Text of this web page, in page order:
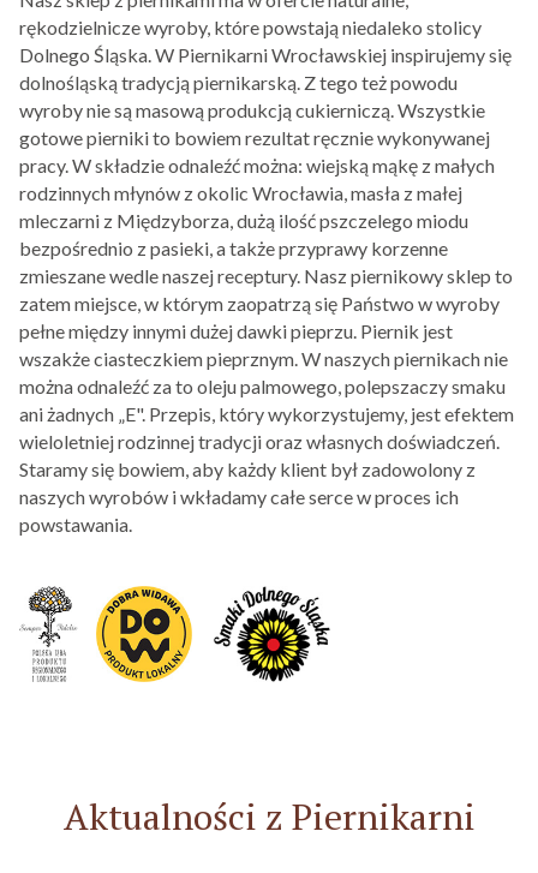
rękodzielnicze wyroby, które powstają niedaleko stolicy
Dolnego Śląska. W Piernikarni Wrocławskiej inspirujemy się
dolnośląską tradycją piernikarską. Z tego też powodu
wyroby nie są masową produkcją cukierniczą. Wszystkie
gotowe pierniki to bowiem rezultat ręcznie wykonywanej
pracy. W składzie odnaleźć można: wiejską mąkę z małych
rodzinnych młynów z okolic Wrocławia, masła z małej
mleczarni z Międzyborza, dużą ilość pszczelego miodu
bezpośrednio z pasieki, a także przyprawy korzenne
zmieszane wedle naszej receptury. Nasz piernikowy sklep to
zatem miejsce, w którym zaopatrzą się Państwo w wyroby
pełne między innymi dużej dawki pieprzu. Piernik jest
wszakże ciasteczkiem pieprznym. W naszych piernikach nie
można odnaleźć za to oleju palmowego, polepszaczy smaku
ani żadnych „E". Przepis, który wykorzystujemy, jest efektem
wieloletniej rodzinnej tradycji oraz własnych doświadczeń.
Staramy się bowiem, aby każdy klient był zadowolony z
naszych wyrobów i wkładamy całe serce w proces ich
powstawania.
Aktualności z Piernikarni